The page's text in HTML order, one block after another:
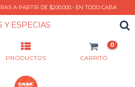
A PARTIR DE $200.000.- EN TODO CABA
ESPECIAS
PRODUCTOS CARRITO
0